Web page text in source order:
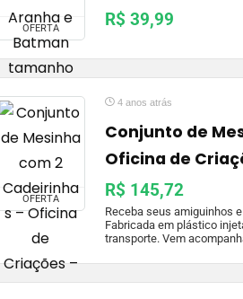
OFERTA R$ 39,99
OFERTA
4 anos atrás
Conjunto de
Oficina de
R$ 145,72
Receba seus amiguinhos
Fabricada em plástico
transporte. Vem